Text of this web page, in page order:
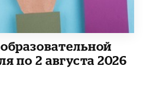
по 2 августа 2026